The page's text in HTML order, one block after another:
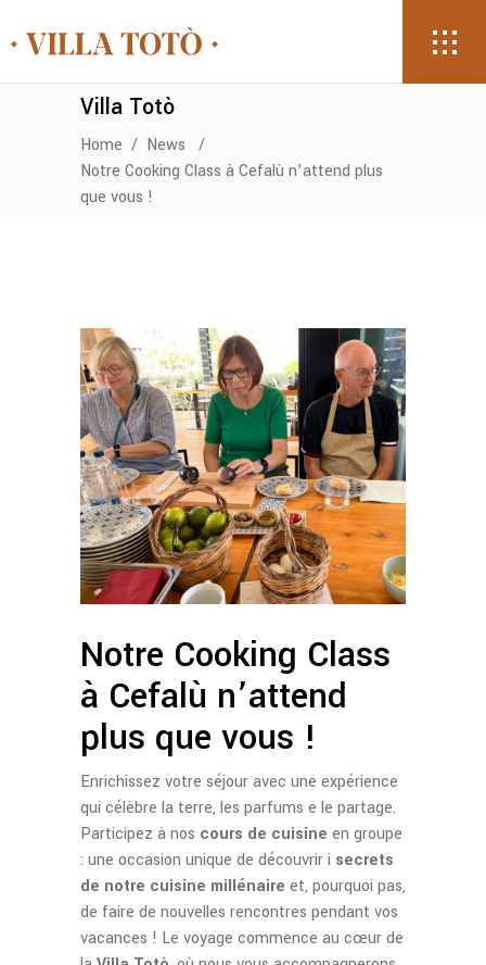
Villa Totò
Home / News
/
Notre Cooking Class à Cefalù n’attend plus
que vous !
Notre Cooking Class
à Cefalù n’attend
plus que vous !
Enrichissez votre séjour avec une expérience
qui célèbre la terre, les parfums e le partage.
Participez à nos cours de cuisine en groupe
: une occasion unique de découvrir i secrets
de notre cuisine millénaire et, pourquoi pas,
de faire de nouvelles rencontres pendant vos
vacances ! Le voyage commence au cœur de